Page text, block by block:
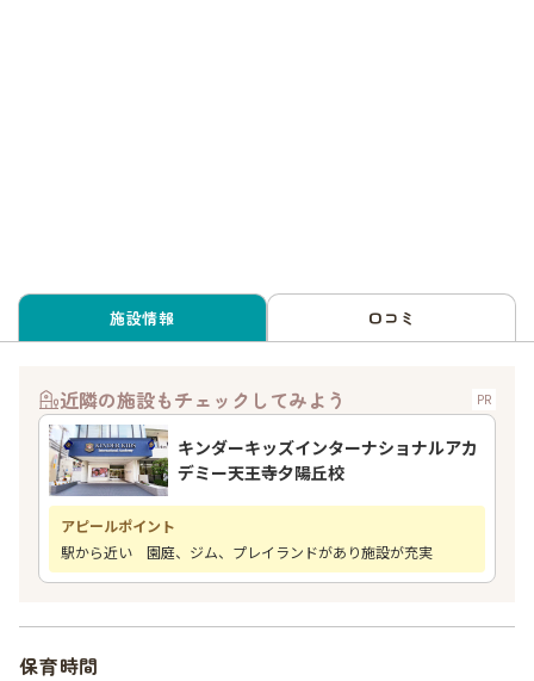
施設情報 口コミ
近隣の施設もチェックしてみよう PR
キンダーキッズインターナショナルアカ
デミー天王寺夕陽丘校
アピールポイント
駅から近い 園庭、ジム、プレイランドがあり施設が充実
保育時間